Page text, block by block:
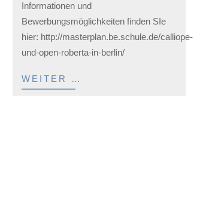
05-
12
Informationen und
Bewerbungsmöglichkeiten finden SIe
hier: http://masterplan.be.schule.de/calliope-
und-open-roberta-in-berlin/
WEITER …